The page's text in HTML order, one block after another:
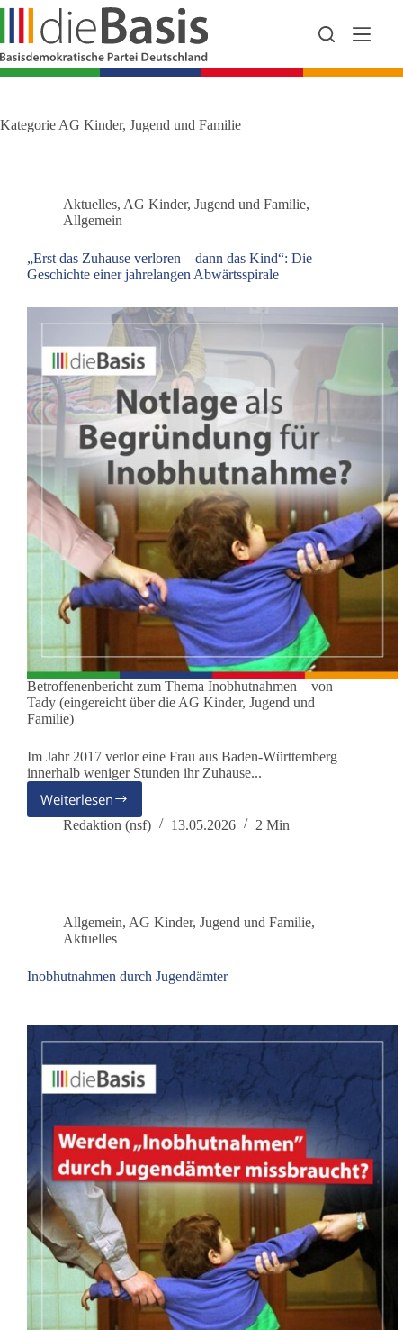
Zum
springen
Kategorie AG Kinder, Jugend und Familie
Aktuelles, AG Kinder, Jugend und Familie,
Allgemein
„Erst das Zuhause verloren – dann das Kind“: Die
Geschichte einer jahrelangen Abwärtsspirale
Betroffenenbericht zum Thema Inobhutnahmen – von
Tady (eingereicht über die AG Kinder, Jugend und
Familie)
Im Jahr 2017 verlor eine Frau aus Baden-Württemberg
innerhalb weniger Stunden ihr Zuhause...
Weiterlesen
„Erst
das
das
Kind“:
Geschichte
einer
Abwärtsspirale
Redaktion (nsf) 13.05.2026 2 Min
Allgemein, AG Kinder, Jugend und Familie,
Aktuelles
Inobhutnahmen durch Jugendämter